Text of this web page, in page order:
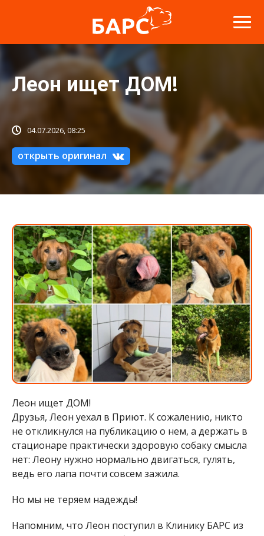
Леон ищет ДОМ!
04.07.2026, 08:25
открыть оригинал
Леон ищет ДОМ!
Друзья, Леон уехал в Приют. К сожалению, никто
не откликнулся на публикацию о нем, а держать в
стационаре практически здоровую собаку смысла
нет: Леону нужно нормально двигаться, гулять,
ведь его лапа почти совсем зажила.
Но мы не теряем надежды!
Напомним, что Леон поступил в Клинику БАРС из